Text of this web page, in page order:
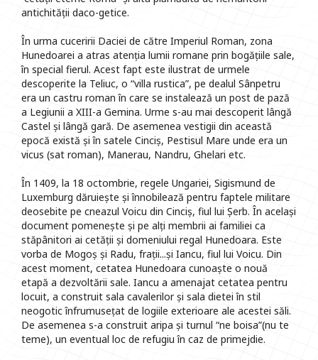
antichității daco-getice.
În urma cuceririi Daciei de către Imperiul Roman, zona
Hunedoarei a atras atenția lumii romane prin bogățiile sale,
în special fierul. Acest fapt este ilustrat de urmele
descoperite la Teliuc, o “villa rustica”, pe dealul Sânpetru
era un castru roman în care se instalează un post de pază
a Legiunii a XIII-a Gemina. Urme s-au mai descoperit lângă
Castel și lângă gară. De asemenea vestigii din această
epocă există și în satele Cinciș, Pestisul Mare unde era un
vicus (sat roman), Manerau, Nandru, Ghelari etc.
În 1409, la 18 octombrie, regele Ungariei, Sigismund de
Luxemburg dăruiește și înnobilează pentru faptele militare
deosebite pe cneazul Voicu din Cinciș, fiul lui Șerb. În același
document pomenește și pe alți membrii ai familiei ca
stăpânitori ai cetății și domeniului regal Hunedoara. Este
vorba de Mogoș și Radu, frații...și Iancu, fiul lui Voicu. Din
acest moment, cetatea Hunedoara cunoaște o nouă
etapă a dezvoltării sale. Iancu a amenajat cetatea pentru
locuit, a construit sala cavalerilor și sala dietei în stil
neogotic înfrumusețat de logiile exterioare ale acestei săli.
De asemenea s-a construit aripa și turnul “ne boisa”(nu te
teme), un eventual loc de refugiu în caz de primejdie.